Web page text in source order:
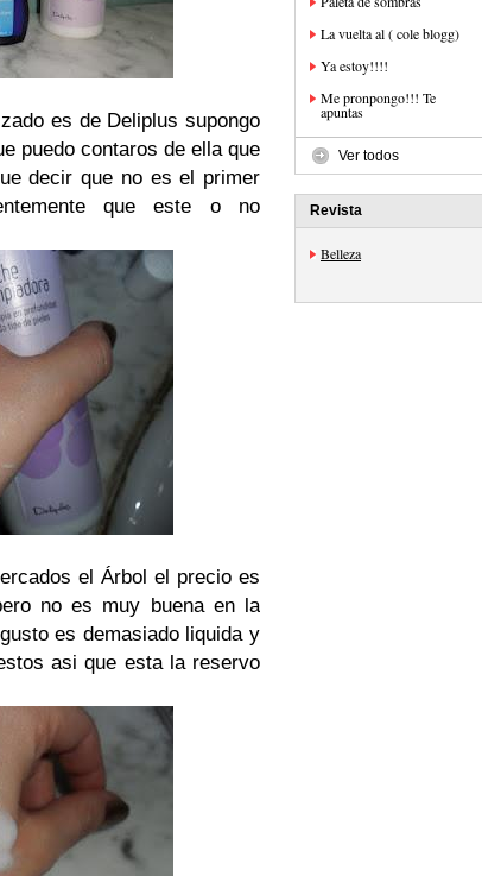
es de Deliplus supongo
puedo contaros de ella que
decir que no es el primer
que este o no
el Árbol el precio es
no es muy buena en la
es demasiado liquida y
asi que esta la reservo
La vuelta al ( cole blogg)
Ya estoy!!!!
Me pronpongo!!! Te
apuntas
Ver todos
Revista
Belleza